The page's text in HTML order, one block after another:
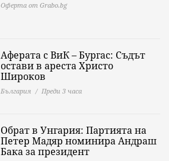
Оферта от Grabo.bg
Аферата с ВиК – Бургас: Съдът
остави в ареста Христо
Широков
България Преди 3 часа
Обрат в Унгария: Партията на
Петер Мадяр номинира Андраш
Бака за президент